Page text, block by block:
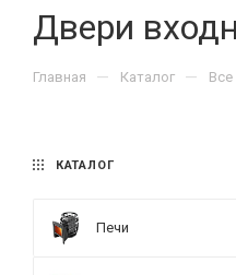
Двери
Главная — Каталог — Все
КАТАЛОГ
Печи